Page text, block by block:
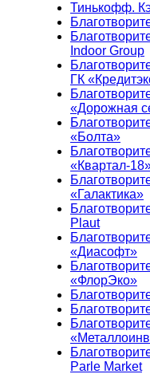
Тинькофф.
Indoor Group
ГК
«Дорожная
«Болта»
«Квартал-
«Галактика»
Plaut
«Диасофт»
«ФлорЭко»
Parle Market